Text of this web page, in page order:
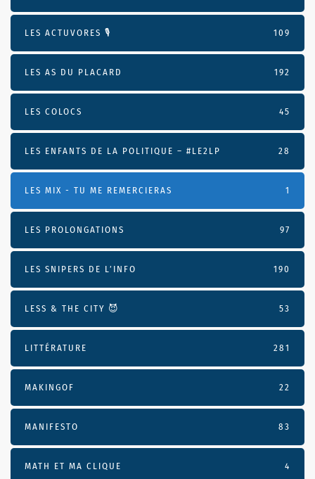
LES ACTUVORES 🎙 109
LES AS DU PLACARD 192
LES COLOCS 45
LES ENFANTS DE LA POLITIQUE – #LE2LP 28
LES MIX - TU ME REMERCIERAS 1
LES PROLONGATIONS 97
LES SNIPERS DE L’INFO 190
LESS & THE CITY 😈 53
LITTÉRATURE 281
MAKINGOF 22
MANIFESTO 83
MATH ET MA CLIQUE 4